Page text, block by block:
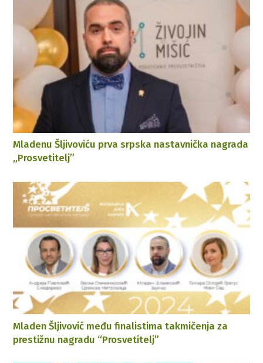
Mladenu Šljivoviću prva srpska nastavnička nagrada
„Prosvetitelj”
Mladen Šljivović među finalistima takmičenja za
prestižnu nagradu “Prosvetitelj”